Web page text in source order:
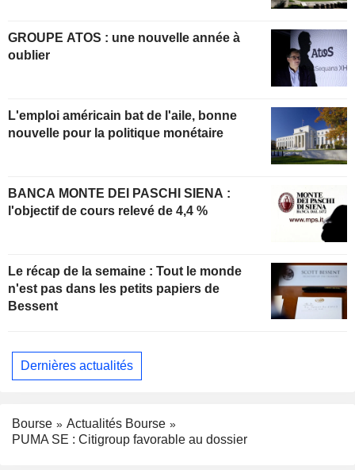
GROUPE ATOS : une nouvelle année à
oublier
L'emploi américain bat de l'aile, bonne
nouvelle pour la politique monétaire
BANCA MONTE DEI PASCHI SIENA :
l'objectif de cours relevé de 4,4 %
Le récap de la semaine : Tout le monde
n'est pas dans les petits papiers de
Bessent
Dernières actualités
Bourse
Actualités Bourse
PUMA SE : Citigroup favorable au dossier